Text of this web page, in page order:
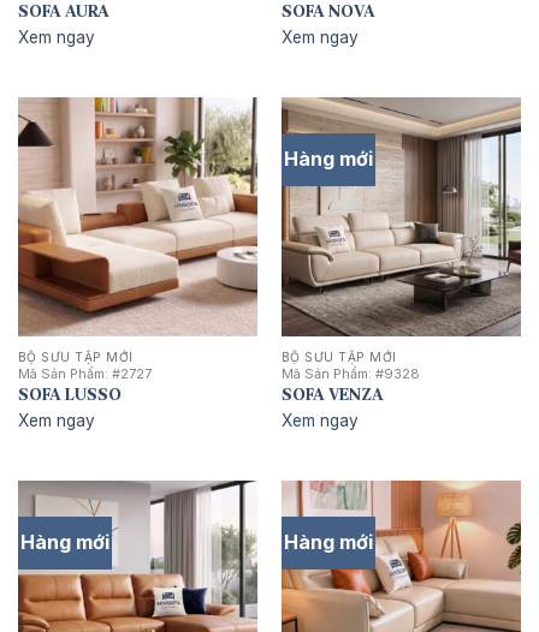
SOFA AURA
Xem ngay
SOFA NOVA
Xem ngay
BỘ SƯU TẬP MỚI
Mã Sản Phẩm: #2727
SOFA LUSSO
Xem ngay
Hàng mới
BỘ SƯU TẬP MỚI
Mã Sản Phẩm: #9328
SOFA VENZA
Xem ngay
Hàng mới Hàng mới